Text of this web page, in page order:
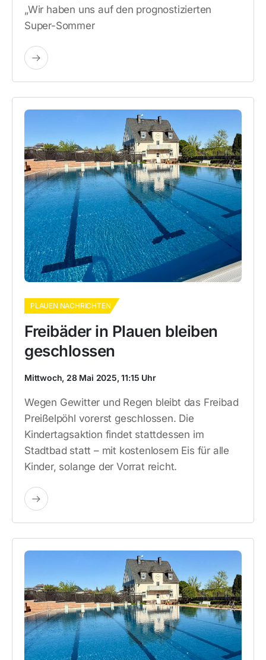
„Wir haben uns auf den prognostizierten
Super-Sommer
PLAUEN NACHRICHTEN
Freibäder in Plauen bleiben
geschlossen
Mittwoch, 28 Mai 2025, 11:15 Uhr
Wegen Gewitter und Regen bleibt das Freibad
Preißelpöhl vorerst geschlossen. Die
Kindertagsaktion findet stattdessen im
Stadtbad statt – mit kostenlosem Eis für alle
Kinder, solange der Vorrat reicht.